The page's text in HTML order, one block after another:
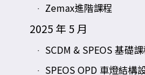
Zemax進階課程
2025 年 5 月
SCDM & SPEOS 基礎
SPEOS OPD 車燈結構